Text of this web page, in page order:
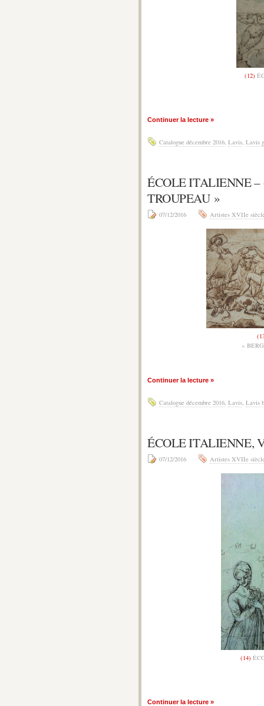
(12)
Continuer la lecture »
Catalogue décembre 2016, Lavis, Lavis
ÉCOLE ITALIENNE –
TROUPEAU »
07/12/2016 Artistes XVIIe
«
Continuer la lecture »
Catalogue décembre 2016, Lavis, Lavis
ÉCOLE ITALIENNE,
07/12/2016 Artistes XVIIe
(14)
Continuer la lecture »